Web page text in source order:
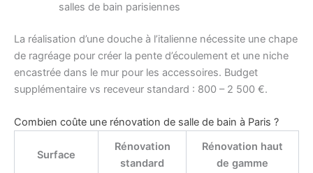
salles de bain parisiennes
La réalisation d’une douche à l’italienne nécessite une chape
de ragréage pour créer la pente d’écoulement et une niche
encastrée dans le mur pour les accessoires. Budget
supplémentaire vs receveur standard : 800 – 2 500 €.
Combien coûte une rénovation de salle de bain à Paris ?
Surface
Rénovation
standard
Rénovation haut
de gamme